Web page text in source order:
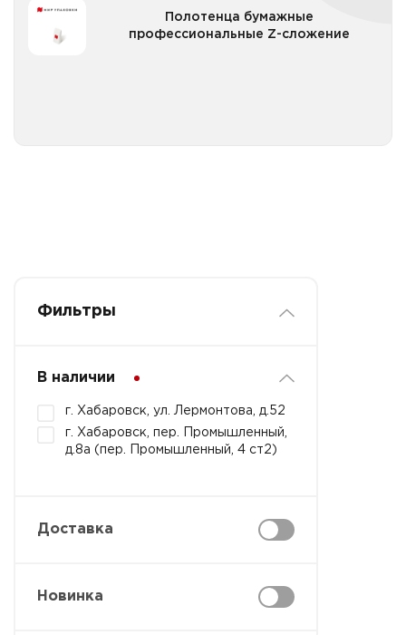
Полотенца бумажные
профессиональные Z-сложение
Полотенца бумажные профессиональные Z-
сложение
Фильтры
В наличии
г. Хабаровск, ул. Лермонтова, д.52
г. Хабаровск, пер. Промышленный,
д.8а (пер. Промышленный, 4 ст2)
Доставка
Новинка